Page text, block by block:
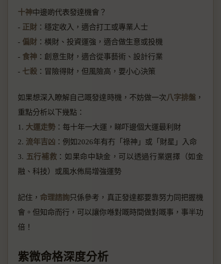
十神中邊啲代表發達機會？
- 正財 ：穩定收入，適合打工或專業人士
- 偏財 ：橫財、投資運強，適合做生意或投機
- 食神 ：創意生財，適合從事藝術、設計行業
- 七殺 ：冒險得財，但風險高，要小心決策
如果想深入瞭解自己嘅發達時機，不妨做一次八字排盤 ，
重點分析以下幾點：
1. 大運走勢 ：每十年一大運，睇吓邊個大運最利財
2. 流年吉凶 ：例如2026年有冇「祿神」或「財星」入命
3. 五行補救 ：如果命中缺金，可以透過行業選擇（如金
融、科技）或風水佈局增強運勢
記住， 命理諮詢只係參考，真正發達都要靠努力同把握機
會。但知命而行，可以讓你喺對嘅時間做對嘅事，事半功
倍！
紫微命格深度分析